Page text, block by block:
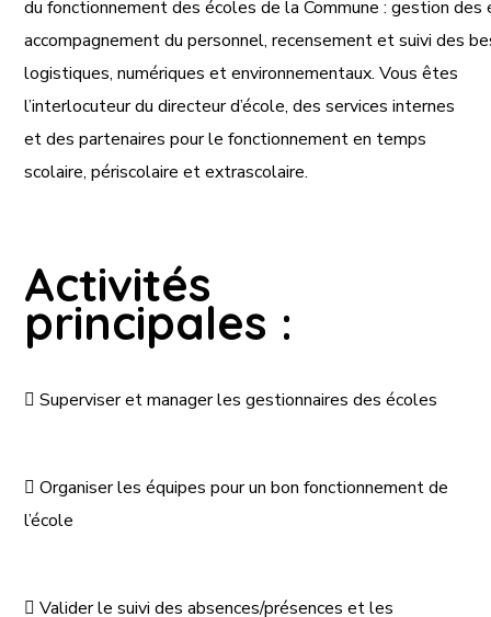
du fonctionnement des écoles de la Commune : gestion des
accompagnement du personnel, recensement et suivi des
logistiques, numériques et environnementaux.Vous êtes
l’interlocuteur du directeur d’école, des services internes
et des partenairespour le fonctionnement en temps
scolaire, périscolaire et extrascolaire.
Activités
principales :
 Superviser et manager les gestionnaires des écoles
 Organiser les équipes pour un bon fonctionnement de
l’école
 Valider le suivi des absences/présences et les